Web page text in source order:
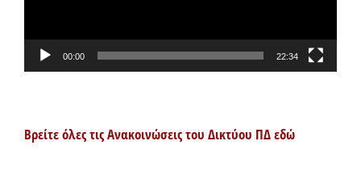
00:00 22:34
Βρείτε όλες τις Ανακοινώσεις του Δικτύου ΠΔ εδώ